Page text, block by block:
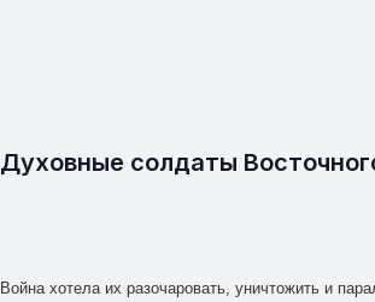
Духовные солдаты
Война хотела их разочаровать, уничтожить и